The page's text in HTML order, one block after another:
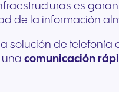
servicios
los
es
de la información
solución de telefonía
una comunicación